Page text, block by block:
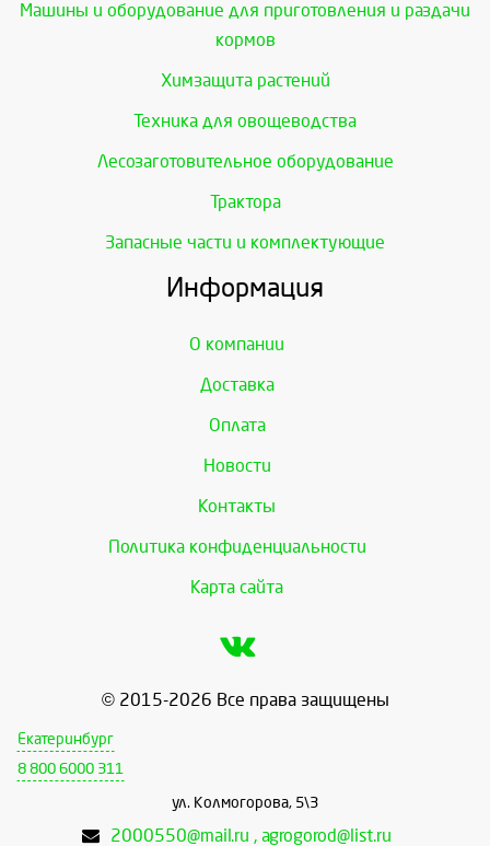
Машины и оборудование для приготовления и раздачи
кормов
Химзащита растений
Техника для овощеводства
Лесозаготовительное оборудование
Трактора
Запасные части и комплектующие
Информация
О компании
Доставка
Оплата
Новости
Контакты
Политика конфиденциальности
Карта сайта
© 2015-2026 Все права защищены
Екатеринбург
8 800 6000 311
ул. Колмогорова, 5\3
2000550@mail.ru , agrogorod@list.ru